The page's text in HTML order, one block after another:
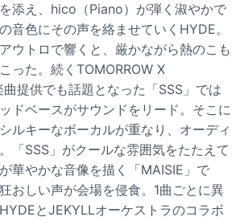
添え、hico（Piano）が弾く淑やかで
音色にその声を絡ませていくHYDE。
ウトロで響くと、厳かながら熱のこも
った。続くTOMORROW X
提供でも話題となった「SSS」では
ドベースがサウンドをリード。そこに
ルキーなボーカルが重なり、オーディ
「SSS」がクールな雰囲気をたたえて
華やかな音像を描く「MAISIE」で
おしい声が会場を侵食。1曲ごとに異
とJEKYLLオーケストラのコラボ